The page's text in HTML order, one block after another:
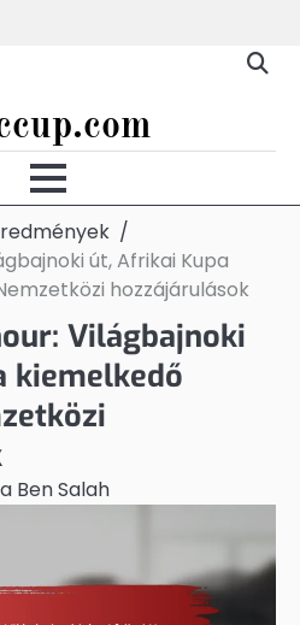
út, Afrikai Kupa
hozzájárulások
Világbajnoki
kiemelkedő
Ben Salah